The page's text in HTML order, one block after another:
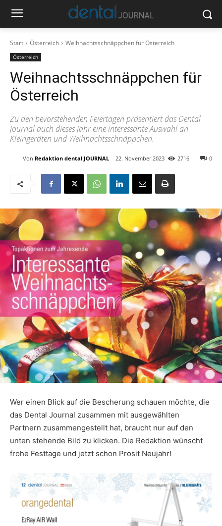
Start Österreich Weihnachtsschnäppchen für Österreich
Österreich
Weihnachtsschnäppchen für
Österreich
Zu den bevorstehenden Feiertagen präsentiert das Dental
Journal auch dieses Jahr eine interessante Auswahl an
Kleingeräten und Weihnachtsschnäppchen.
Von Redaktion dental JOURNAL 22. November 2023 0
2716
Wer einen Blick auf die Bescherung schauen möchte, die
das Dental Journal zusammen mit ausgewählten
Partnern zusammengestellt hat, braucht nur auf den
unten stehende Bild zu klicken. Die Redaktion wünscht
frohe Festtage und jetzt schon Prosit Neujahr!